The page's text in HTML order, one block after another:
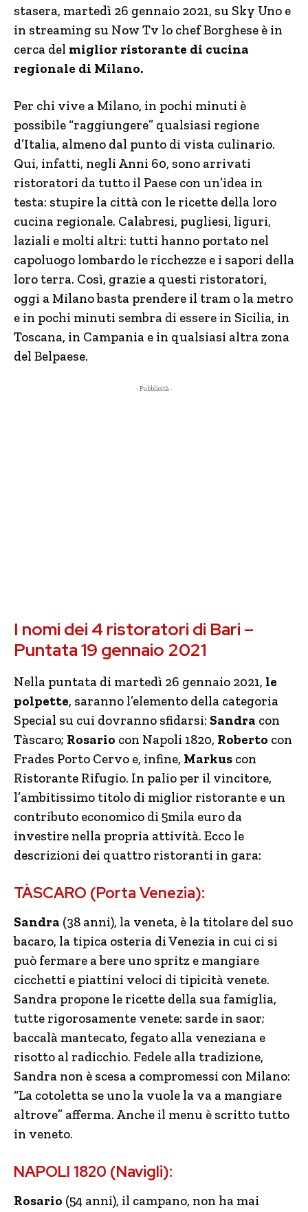
stasera, martedì 26 gennaio 2021, su Sky Uno e
in streaming su Now Tv lo chef Borghese è in
cerca del miglior ristorante di cucina
regionale di Milano.
Per chi vive a Milano, in pochi minuti è
possibile “raggiungere” qualsiasi regione
d’Italia, almeno dal punto di vista culinario.
Qui, infatti, negli Anni 60, sono arrivati
ristoratori da tutto il Paese con un’idea in
testa: stupire la città con le ricette della loro
cucina regionale. Calabresi, pugliesi, liguri,
laziali e molti altri: tutti hanno portato nel
capoluogo lombardo le ricchezze e i sapori della
loro terra. Così, grazie a questi ristoratori,
oggi a Milano basta prendere il tram o la metro
e in pochi minuti sembra di essere in Sicilia, in
Toscana, in Campania e in qualsiasi altra zona
del Belpaese.
- Pubblicità -
I nomi dei 4 ristoratori di Bari –
Puntata 19 gennaio 2021
Nella puntata di martedì 26 gennaio 2021, le
polpette, saranno l’elemento della categoria
Special su cui dovranno sfidarsi: Sandra con
Tàscaro; Rosario con Napoli 1820, Roberto con
Frades Porto Cervo e, infine, Markus con
Ristorante Rifugio. In palio per il vincitore,
l’ambitissimo titolo di miglior ristorante e un
contributo economico di 5mila euro da
investire nella propria attività. Ecco le
descrizioni dei quattro ristoranti in gara:
TÀSCARO (Porta Venezia):
Sandra (38 anni), la veneta, è la titolare del suo
bacaro, la tipica osteria di Venezia in cui ci si
può fermare a bere uno spritz e mangiare
cicchetti e piattini veloci di tipicità venete.
Sandra propone le ricette della sua famiglia,
tutte rigorosamente venete: sarde in saor;
baccalà mantecato, fegato alla veneziana e
risotto al radicchio. Fedele alla tradizione,
Sandra non è scesa a compromessi con Milano:
“La cotoletta se uno la vuole la va a mangiare
altrove” afferma. Anche il menu è scritto tutto
in veneto.
NAPOLI 1820 (Navigli):
Rosario (54 anni), il campano, non ha mai